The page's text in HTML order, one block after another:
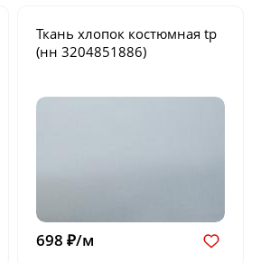
Ткань хлопок костюмнаяtp
(нн 3204851886)
698 ₽/м